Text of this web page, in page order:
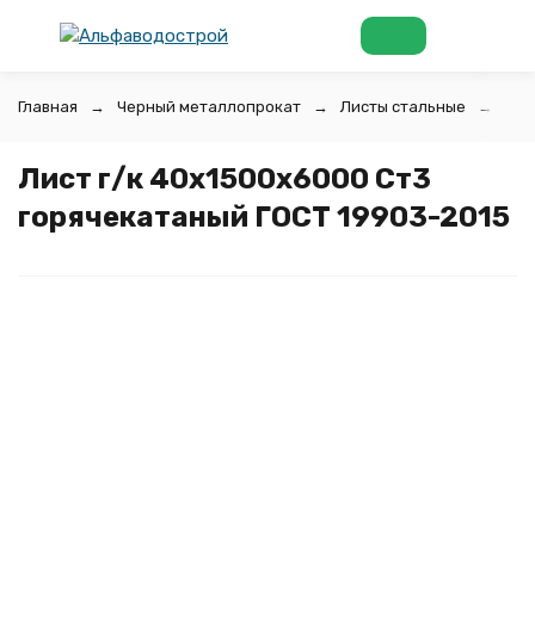
Главная Черный металлопрокат Листы стальные
Лист г/к 40х1500x6000 Ст3
горячекатаный ГОСТ 19903-2015